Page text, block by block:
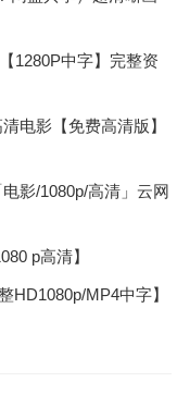
1280P中字】完整资
电影【免费高清版】
影/1080p/高清」云网
p高清】
HD1080p/MP4中字】